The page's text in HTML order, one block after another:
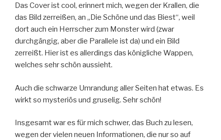
Das Cover ist cool, erinnert mich, wegen der Krallen, die
das Bild zerreißen, an „Die Schöne und das Biest“, weil
dort auch ein Herrscher zum Monster wird (zwar
durchgängig, aber die Parallele ist da) und ein Bild
zerreißt. Hier ist es allerdings das königliche Wappen,
welches sehr schön aussieht.
Auch die schwarze Umrandung aller Seiten hat etwas. Es
wirkt so mysteriös und gruselig. Sehr schön!
Insgesamt war es für mich schwer, das Buch zu lesen,
wegen der vielen neuen Informationen, die nur so auf